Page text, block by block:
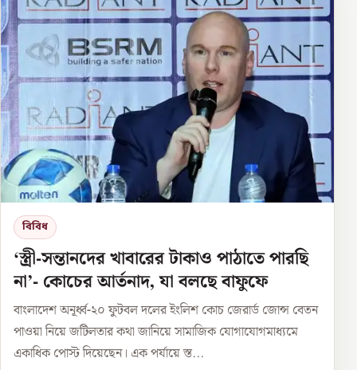
বিবিধ
‘স্ত্রী-সন্তানদের খাবারের টাকাও পাঠাতে পারছি
না’- কোচের আর্তনাদ, যা বলছে বাফুফে
বাংলাদেশ অনূর্ধ্ব-২০ ফুটবল দলের ইংলিশ কোচ জেরার্ড জোন্স বেতন
পাওয়া নিয়ে জটিলতার কথা জানিয়ে সামাজিক যোগাযোগমাধ্যমে
একাধিক পোস্ট দিয়েছেন। এক পর্যায়ে স্ত...